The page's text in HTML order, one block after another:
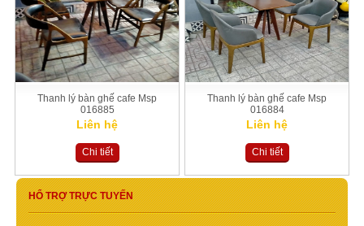
Thanh lý bàn ghế cafe Msp
016885
Liên hệ
Chi tiết
Thanh lý bàn ghế cafe Msp
016884
Liên hệ
Chi tiết
HỔ TRỢ TRỰC TUYẾN